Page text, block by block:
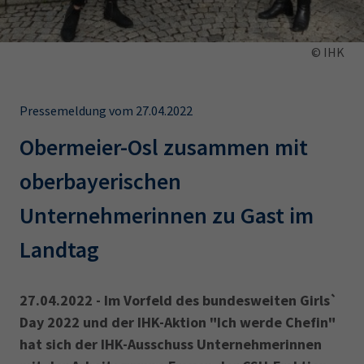
Leichte Sprache
Karriere
Presse
IHK Akademie
Magazin Log-in
AdA
34d
Prüfungstermine
Wirtschaftsfachwirt
34f
Negativerklärung
© IHK
Pressemeldung vom 27.04.2022
Obermeier-Osl zusammen mit
oberbayerischen
Unternehmerinnen zu Gast im
Landtag
27.04.2022 - Im Vorfeld des bundesweiten Girls`
Day 2022 und der IHK-Aktion "Ich werde Chefin"
hat sich der IHK-Ausschuss Unternehmerinnen